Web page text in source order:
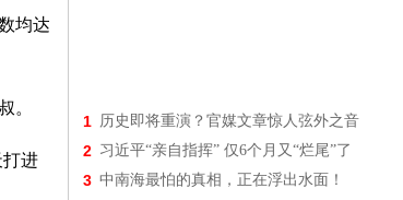
均达
。
进
1 历史即将重演？官媒文章惊人弦外之音
2 习近平“亲自指挥” 仅6个月又“烂尾”了
3 中南海最怕的真相，正在浮出水面！